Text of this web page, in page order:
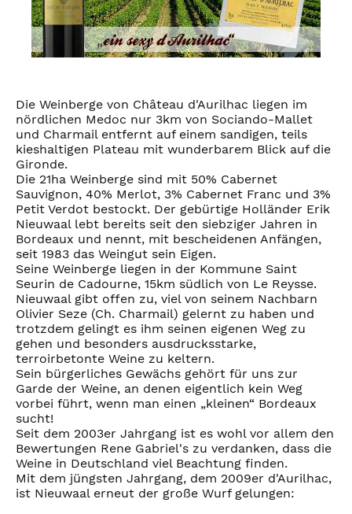
Die Weinberge von Château d'Aurilhac liegen im
nördlichen Medoc nur 3km von Sociando-Mallet
und Charmail entfernt auf einem sandigen, teils
kieshaltigen Plateau mit wunderbarem Blick auf die
Gironde.
Die 21ha Weinberge sind mit 50% Cabernet
Sauvignon, 40% Merlot, 3% Cabernet Franc und 3%
Petit Verdot bestockt. Der gebürtige Holländer Erik
Nieuwaal lebt bereits seit den siebziger Jahren in
Bordeaux und nennt, mit bescheidenen Anfängen,
seit 1983 das Weingut sein Eigen.
Seine Weinberge liegen in der Kommune Saint
Seurin de Cadourne, 15km südlich von Le Reysse.
Nieuwaal gibt offen zu, viel von seinem Nachbarn
Olivier Seze (Ch. Charmail) gelernt zu haben und
trotzdem gelingt es ihm seinen eigenen Weg zu
gehen und besonders ausdrucksstarke,
terroirbetonte Weine zu keltern.
Sein bürgerliches Gewächs gehört für uns zur
Garde der Weine, an denen eigentlich kein Weg
vorbei führt, wenn man einen „kleinen“ Bordeaux
sucht!
Seit dem 2003er Jahrgang ist es wohl vor allem den
Bewertungen Rene Gabriel's zu verdanken, dass die
Weine in Deutschland viel Beachtung finden.
Mit dem jüngsten Jahrgang, dem 2009er d'Aurilhac,
ist Nieuwaal erneut der große Wurf gelungen: